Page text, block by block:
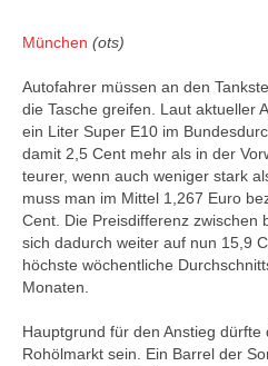
München (ots)
Autofahrer müssen an den
die Tasche greifen. Laut aktueller
ein Liter Super E10 im
damit 2,5 Cent mehr als in der
teurer, wenn auch weniger stark
muss man im Mittel 1,267 Euro
Cent. Die Preisdifferenz zwischen
sich dadurch weiter auf nun 15,9
höchste wöchentliche
Monaten.
Hauptgrund für den Anstieg dürfte
Rohölmarkt sein. Ein Barrel der